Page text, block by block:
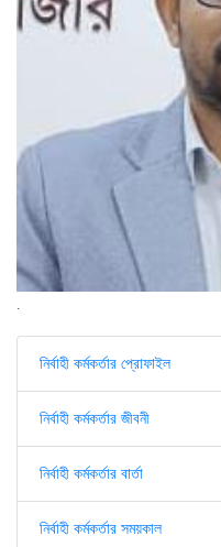
নির্বাহী কর্মকর্তার প্রোফাইল
নির্বাহী কর্মকর্তার জীবনী
নির্বাহী কর্মকর্তার বার্তা
নির্বাহী কর্মকর্তার সময়কাল